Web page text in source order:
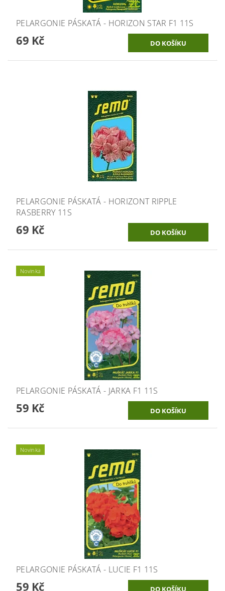
PELARGONIE PÁSKATÁ - HORIZON STAR F1 11S
69 Kč
PELARGONIE PÁSKATÁ - HORIZONT RIPPLE
RASBERRY 11S
69 Kč
Novinka
PELARGONIE PÁSKATÁ - JARKA F1 11S
59 Kč
Novinka
PELARGONIE PÁSKATÁ - LUCIE F1 11S
59 Kč